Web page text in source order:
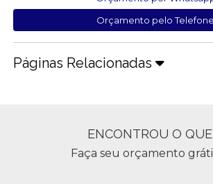
Orçamento pelo Telefone
Páginas Relacionadas
ENCONTROU O
Faça seu orçamento